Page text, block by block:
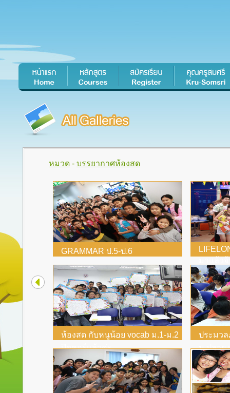
หมวด - บรรยากาศห้องสด
GRAMMAR ป.5-ป.6
ห้องสด กับหนูน้อย vocab ม.1-ม.2
ปิดคอร์แล้วค่ะ
ประมวล
ม.ปลาย